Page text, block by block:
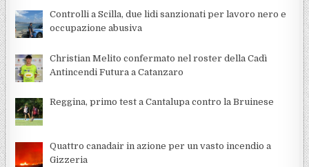
Controlli a Scilla, due lidi sanzionati per lavoro nero e
occupazione abusiva
Christian Melito confermato nel roster della Cadì
Antincendi Futura a Catanzaro
Reggina, primo test a Cantalupa contro la Bruinese
Quattro canadair in azione per un vasto incendio a
Gizzeria